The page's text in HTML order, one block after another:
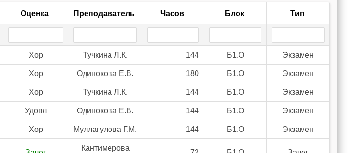
Оценка Преподаватель Часов Блок Тип
Хор Тучкина Л.К. 144 Б1.О Экзамен
Хор Одинокова Е.В. 180 Б1.О Экзамен
Хор Тучкина Л.К. 144 Б1.О Экзамен
Удовл Одинокова Е.В. 144 Б1.О Экзамен
Хор Муллагулова Г.М. 144 Б1.О Экзамен
Кантимерова